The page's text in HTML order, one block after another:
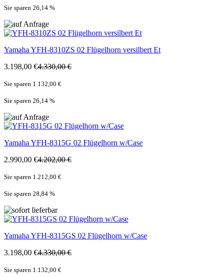
Sie sparen 26,14 %
YamahaYFH-8310ZS 02 Flügelhorn versilbert Et
3.198,00 €4.330,00 €
Sie sparen 1.132,00 €
Sie sparen 26,14 %
YamahaYFH-8315G 02 Flügelhorn w/Case
2.990,00 €4.202,00 €
Sie sparen 1.212,00 €
Sie sparen 28,84 %
YamahaYFH-8315GS 02 Flügelhorn w/Case
3.198,00 €4.330,00 €
Sie sparen 1.132,00 €